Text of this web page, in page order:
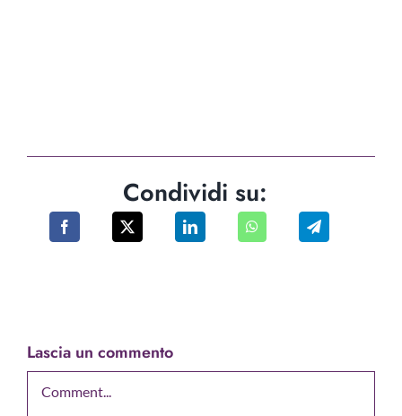
Condividi su:
Lascia un commento